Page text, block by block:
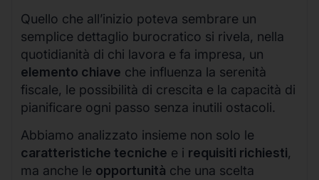
Quello che all’inizio poteva sembrare un
semplice dettaglio burocratico si rivela, nella
quotidianità di chi lavora e fa impresa, un
elemento chiave che influenza la serenità
fiscale, le possibilità di crescita e la capacità di
pianificare ogni passo senza inutili ostacoli.
Abbiamo analizzato insieme non solo le
caratteristiche tecniche e i requisiti richiesti,
ma anche le opportunità che una scelta